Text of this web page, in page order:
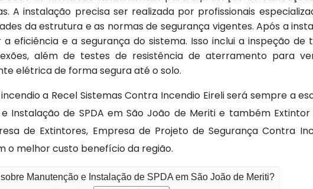
A instalação precisa ser realizada por profissionais
da estrutura e as normas de segurança vigentes. Após a
eficiência e a segurança do sistema. Isso inclui a inspeção de
além de testes de resistência de aterramento para
elétrica de forma segura até o solo.
a Recel Sistemas Contra Incendio Eireli será sempre a
Instalação de SPDA em São João de Meriti e também Extintor
de Extintores, Empresa de Projeto de Segurança Contra
o melhor custo benefício da região.
Manutenção e Instalação de SPDA em São João de Meriti?